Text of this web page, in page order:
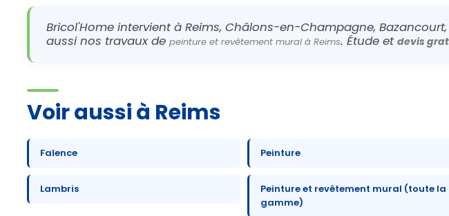
Bricol'Home intervient à Reims, Châlons-en-Champagne,
aussi nos travaux de peinture et revêtement mural à Reims. Étude et devis
Voir aussi à Reims
Faïence Peinture
Lambris
Peinture et revêtement mural (toute la
gamme)